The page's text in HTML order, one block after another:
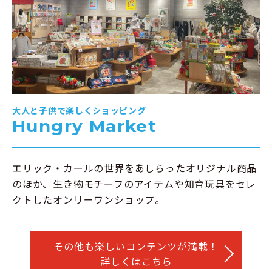
大人と子供で楽しくショッピング
Hungry Market
エリック・カールの世界をあしらったオリジナル商品
のほか、生き物モチーフのアイテムや知育玩具をセレ
クトしたオンリーワンショップ。
その他も楽しいコンテンツが満載！
詳しくはこちら